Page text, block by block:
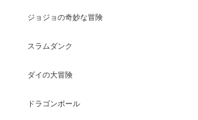
ジョジョの奇妙な冒険
スラムダンク
ダイの大冒険
ドラゴンボール